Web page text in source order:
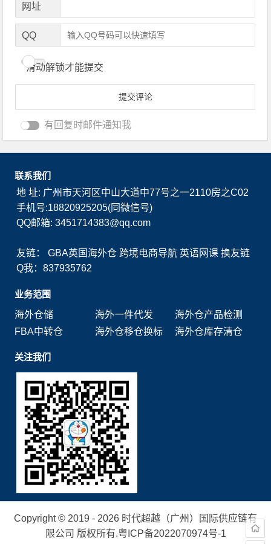
网址
QQ
滑动解锁才能提交
有回复时邮件通知我
联系我们
地 址: 广州市天河区中山大道中77号之一2110房之C02
手机号:18820925205(同微信号)
QQ邮箱: 3451714383@qq.com
友链：GBA英国海外仓 跨境电商导航 英语网课 换友链
Q我：837935762
业务范围
海外仓储
海外一件代发
海外仓产品检测
FBA中转仓
海外仓移仓换标 海外仓库存清仓
关注我们
Copyright © 2019 - 2026 时代超越（广州）国际供应链有
限公司 版权所有.粤ICP备2022070974号-1